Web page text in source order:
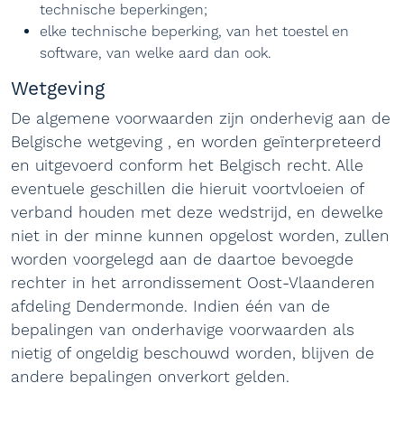
technische beperkingen;
elke technische beperking, van het toestel en
software, van welke aard dan ook.
Wetgeving
De algemene voorwaarden zijn onderhevig aan de
Belgische wetgeving , en worden geïnterpreteerd
en uitgevoerd conform het Belgisch recht. Alle
eventuele geschillen die hieruit voortvloeien of
verband houden met deze wedstrijd, en dewelke
niet in der minne kunnen opgelost worden, zullen
worden voorgelegd aan de daartoe bevoegde
rechter in het arrondissement Oost-Vlaanderen
afdeling Dendermonde. Indien één van de
bepalingen van onderhavige voorwaarden als
nietig of ongeldig beschouwd worden, blijven de
andere bepalingen onverkort gelden.